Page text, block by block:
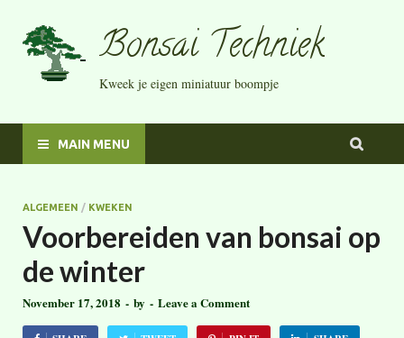
Bonsai Techniek
Kweek je eigen miniatuur boompje
MAIN MENU
ALGEMEEN / KWEKEN
Voorbereiden van bonsai op
de winter
November 17, 2018 - by - Leave a Comment